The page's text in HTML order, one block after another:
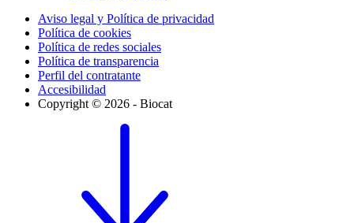
Aviso legal y Política de privacidad
Política de cookies
Política de redes sociales
Política de transparencia
Perfil del contratante
Accesibilidad
Copyright © 2026 - Biocat